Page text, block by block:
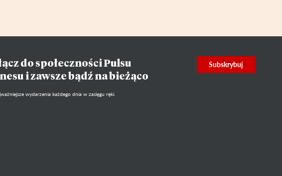
do społeczności Pulsu
i zawsze bądź na bieżąco
wydarzenia każdego dnia w zasięgu ręki.
Subskrybuj